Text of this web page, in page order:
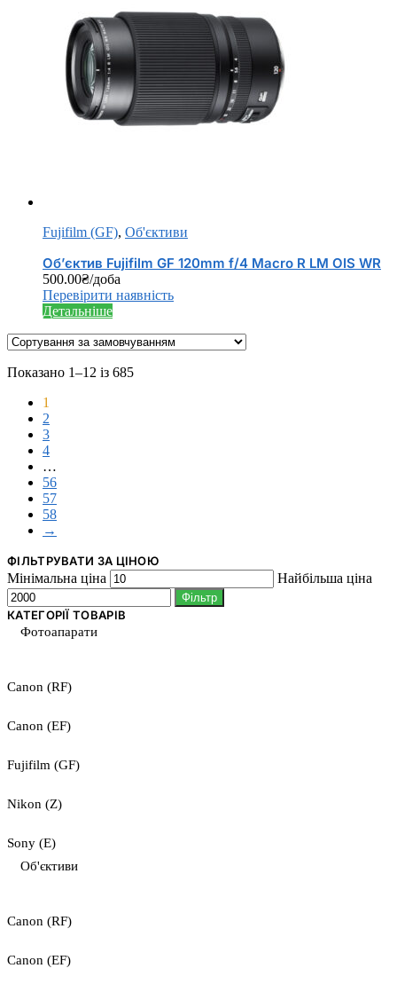
Fujifilm (GF), Об'єктиви
Об’єктив Fujifilm GF 120mm f/4 Macro R LM OIS WR
500.00₴/доба
Перевірити наявність
Детальніше
Показано 1–12 із 685
1
2
3
4
…
56
57
58
→
ФІЛЬТРУВАТИ ЗА ЦІНОЮ
Мінімальна ціна Найбільша ціна
Фільтр
КАТЕГОРІЇ ТОВАРІВ
Фотоапарати
Canon (RF)
Canon (EF)
Fujifilm (GF)
Nikon (Z)
Sony (E)
Об'єктиви
Canon (RF)
Canon (EF)